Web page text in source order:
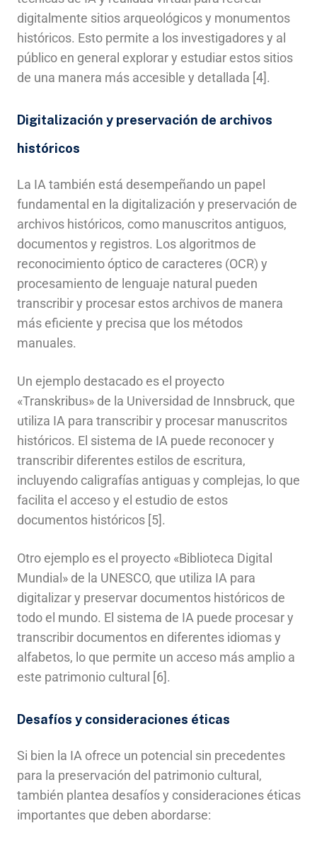
digitalmente sitios arqueológicos y monumentos
históricos. Esto permite a los investigadores y al
público en general explorar y estudiar estos sitios
de una manera más accesible y detallada [4].
Digitalización y preservación de archivos
históricos
La IA también está desempeñando un papel
fundamental en la digitalización y preservación de
archivos históricos, como manuscritos antiguos,
documentos y registros. Los algoritmos de
reconocimiento óptico de caracteres (OCR) y
procesamiento de lenguaje natural pueden
transcribir y procesar estos archivos de manera
más eficiente y precisa que los métodos
manuales.
Un ejemplo destacado es el proyecto
«Transkribus» de la Universidad de Innsbruck, que
utiliza IA para transcribir y procesar manuscritos
históricos. El sistema de IA puede reconocer y
transcribir diferentes estilos de escritura,
incluyendo caligrafías antiguas y complejas, lo que
facilita el acceso y el estudio de estos
documentos históricos [5].
Otro ejemplo es el proyecto «Biblioteca Digital
Mundial» de la UNESCO, que utiliza IA para
digitalizar y preservar documentos históricos de
todo el mundo. El sistema de IA puede procesar y
transcribir documentos en diferentes idiomas y
alfabetos, lo que permite un acceso más amplio a
este patrimonio cultural [6].
Desafíos y consideraciones éticas
Si bien la IA ofrece un potencial sin precedentes
para la preservación del patrimonio cultural,
también plantea desafíos y consideraciones éticas
importantes que deben abordarse: